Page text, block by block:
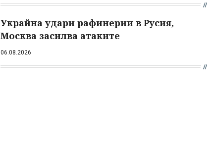
Украйна удари рафинерии в Русия,
Москва засилва атаките
06.08.2026